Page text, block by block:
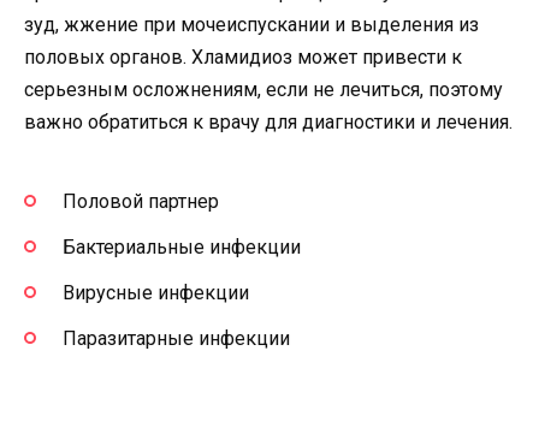
зуд, жжение при мочеиспускании и выделения из
половых органов. Хламидиоз может привести к
серьезным осложнениям, если не лечиться, поэтому
важно обратиться к врачу для диагностики и лечения.
Половой партнер
Бактериальные инфекции
Вирусные инфекции
Паразитарные инфекции